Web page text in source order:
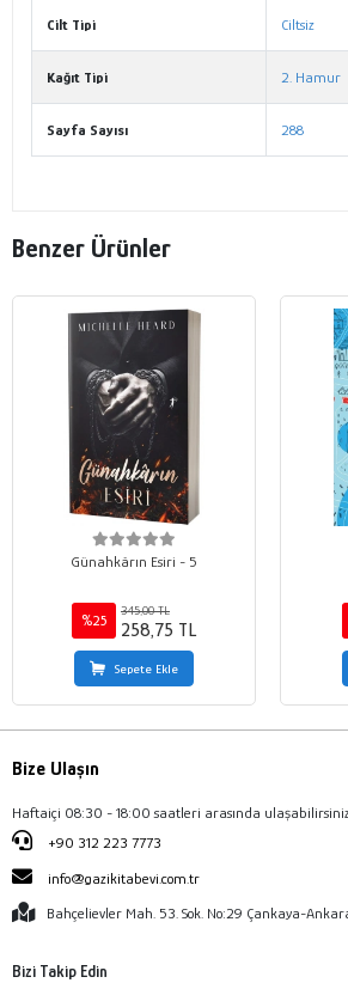
Cilt Tipi Ciltsiz
Kağıt Tipi 2. Hamur
Sayfa Sayısı 288
Benzer Ürünler
Günahkârın Esiri - 5
%25
345,00 TL
258,75 TL
Sepete Ekle
Bize Ulaşın
Haftaiçi 08:30 - 18:00 saatleri arasında
+90 312 223 7773
info@gazikitabevi.com.tr
Bahçelievler Mah. 53. Sok. No:29 Çankaya-
Bizi Takip Edin